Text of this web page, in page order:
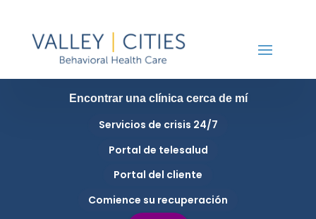
Encontrar una clínica cerca de mí
Servicios de crisis 24/7
Portal de telesalud
Portal del cliente
Comience su recuperación